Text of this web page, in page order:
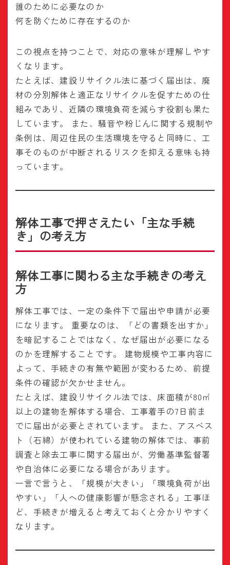
誰のために必要なのか
何を防ぐために存在するのか
この視点を持つことで、対応の意味が理解しやす
くなります。
たとえば、建設リサイクル法に基づく届出は、廃
材の分別解体と適正なリサイクルを促すための仕
組みであり、近隣の環境負荷を減らす役割も果た
しています。 また、騒音や粉じんに関する規制や
条例は、周辺住民の生活環境を守ると同時に、工
事そのものが中断されるリスクを抑える意味も持
っています。
解体工事で押さえたい「主な手続
き」の考え方
解体工事に関わる主な手続きの考え
方
解体工事では、一定の条件下で届出や申請が必要
になります。 重要なのは、「どの書類を出すか」
を暗記することではなく、なぜ届出が必要になる
のかを理解することです。 建物規模や工事内容に
よって、手続きの有無や範囲が変わるため、前提
条件の確認が欠かせません。
たとえば、建設リサイクル法では、床面積が80㎡
以上の建物を解体する場合、工事着手の7日前ま
でに届出が必要とされています。 また、アスベス
ト（石綿）が使われている建物の解体では、事前
調査と除去工事に関する届出が、労働基準監督署
や自治体に必要になる場合があります。
一言で言うと、「規模が大きい」「環境負荷が出
やすい」「人への健康影響が懸念される」工事ほ
ど、手続きが増えると考えておくと分かりやすく
なります。